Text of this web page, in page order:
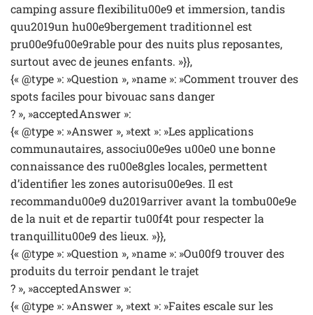
camping assure flexibilitu00e9 et immersion, tandis
quu2019un hu00e9bergement traditionnel est
pru00e9fu00e9rable pour des nuits plus reposantes,
surtout avec de jeunes enfants. »}},
{« @type »: »Question », »name »: »Comment trouver des
spots faciles pour bivouac sans danger
? », »acceptedAnswer »:
{« @type »: »Answer », »text »: »Les applications
communautaires, associu00e9es u00e0 une bonne
connaissance des ru00e8gles locales, permettent
d’identifier les zones autorisu00e9es. Il est
recommandu00e9 du2019arriver avant la tombu00e9e
de la nuit et de repartir tu00f4t pour respecter la
tranquillitu00e9 des lieux. »}},
{« @type »: »Question », »name »: »Ou00f9 trouver des
produits du terroir pendant le trajet
? », »acceptedAnswer »:
{« @type »: »Answer », »text »: »Faites escale sur les